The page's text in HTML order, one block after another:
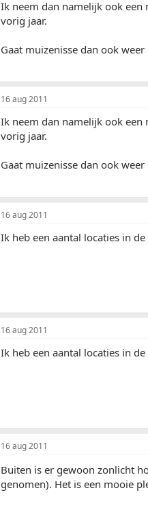
Ik neem dan namelijk ook een
vorig jaar.
Gaat muizenisse dan ook weer
16 aug 2011
Ik neem dan namelijk ook een
vorig jaar.
Gaat muizenisse dan ook weer
16 aug 2011
Ik heb een aantal locaties in de
16 aug 2011
Ik heb een aantal locaties in de
16 aug 2011
Buiten is er gewoon zonlicht
genomen). Het is een mooie